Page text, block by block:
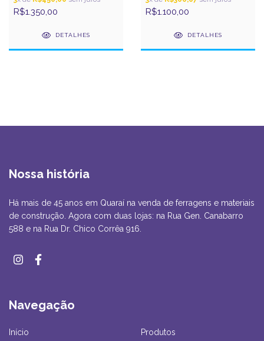
R$1.350,00
DETALHES
R$1.100,00
DETALHES
Nossa história
Há mais de 45 anos em Quaraí na venda de ferragens e materiais
de construção. Agora com duas lojas: na Rua Gen. Canabarro
588 e na Rua Dr. Chico Corrêa 916.
Navegação
Início Produtos